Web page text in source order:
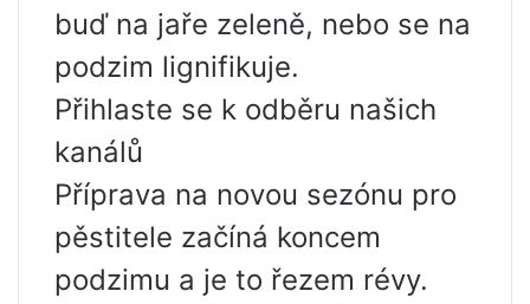
buď na jaře zeleně, nebo se na
podzim lignifikuje.
Přihlaste se k odběru našich
kanálů
Příprava na novou sezónu pro
pěstitele začíná koncem
podzimu a je to řezem révy.